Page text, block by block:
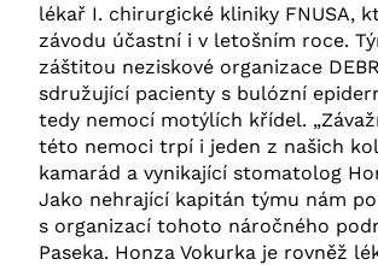
lékař I. chirurgické kliniky FNUSA,
závodu účastní i v letošním roce.
záštitou neziskové organizace
sdružující pacienty s bulózní
tedy nemocí motýlích křídel.
této nemoci trpí i jeden z našich
kamarád a vynikající stomatolog
Jako nehrající kapitán týmu nám
s organizací tohoto náročného
Paseka. Honza Vokurka je rovněž